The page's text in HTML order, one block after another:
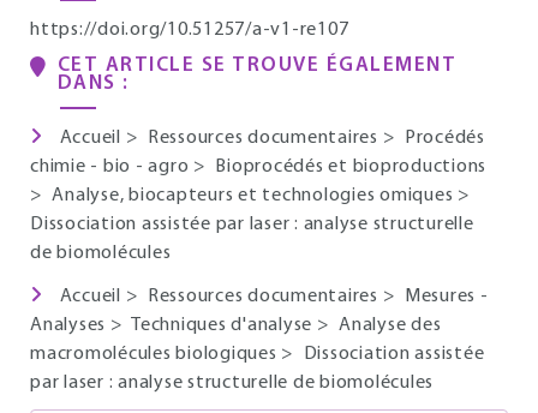
https://doi.org/10.51257/a-v1-re107
CET ARTICLE SE TROUVE ÉGALEMENT
DANS :
Accueil > Ressources documentaires >
Procédés
chimie - bio - agro >
Bioprocédés et bioproductions
>Analyse, biocapteurs et technologies omiques >
Dissociation assistée par laser : analyse structurelle
de biomolécules
Accueil > Ressources documentaires >
Mesures -
Analyses > Techniques d'analyse > Analyse des
macromolécules biologiques >
Dissociation assistée
par laser : analyse structurelle de biomolécules